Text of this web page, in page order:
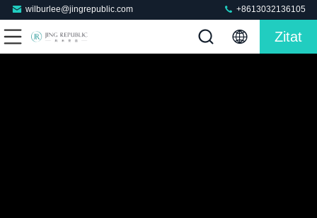
wilburlee@jingrepublic.com +8613032136105
Zitat